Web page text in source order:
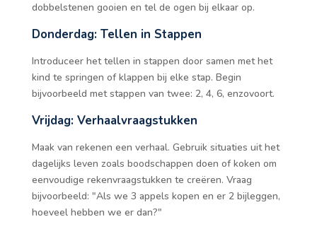
dobbelstenen gooien en tel de ogen bij elkaar op.
Donderdag: Tellen in Stappen
Introduceer het tellen in stappen door samen met het
kind te springen of klappen bij elke stap. Begin
bijvoorbeeld met stappen van twee: 2, 4, 6, enzovoort.
Vrijdag: Verhaalvraagstukken
Maak van rekenen een verhaal. Gebruik situaties uit het
dagelijks leven zoals boodschappen doen of koken om
eenvoudige rekenvraagstukken te creëren. Vraag
bijvoorbeeld: "Als we 3 appels kopen en er 2 bijleggen,
hoeveel hebben we er dan?"